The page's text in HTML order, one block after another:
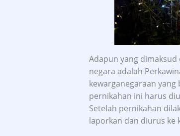
Adapun yang
negara adalah
kewarganegaraan
pernikahan ini harus
Setelah pernikahan
laporkan dan diurus ke